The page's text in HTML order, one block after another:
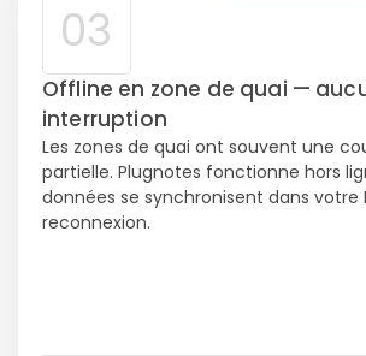
03
Offline en zone de quai —
interruption
Les zones de quai ont souvent une
partielle. Plugnotes fonctionne hors
données se synchronisent dans votre
reconnexion.